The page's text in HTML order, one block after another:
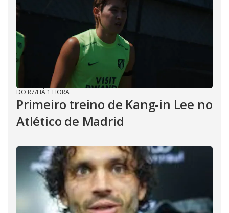
DO R7/HÁ 1 HORA
Primeiro treino de Kang-in Lee no
Atlético de Madrid